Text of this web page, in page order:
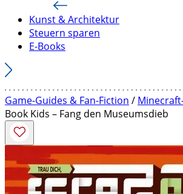
Kunst & Architektur
Steuern sparen
E-Books
Game-Guides & Fan-Fiction /
Book Kids – Fang den Museumsdieb